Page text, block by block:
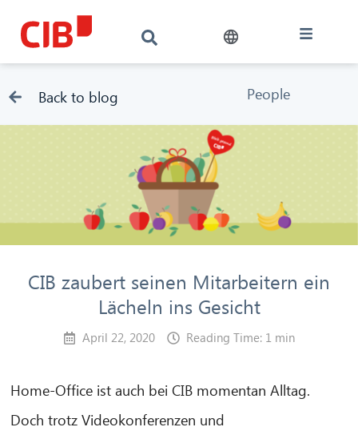
Back to blog People
CIB zaubert seinen Mitarbeitern ein
Lächeln ins Gesicht
April 22, 2020 Reading Time: 1 min
Home-Office ist auch bei CIB momentan Alltag.
Doch trotz Videokonferenzen und